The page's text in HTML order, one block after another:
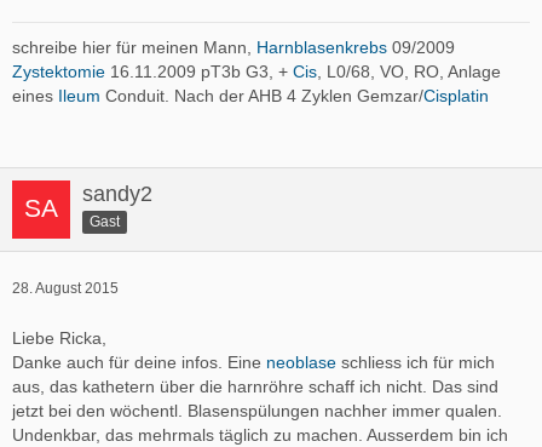
schreibe hier für meinen Mann, Harnblasenkrebs 09/2009
Zystektomie 16.11.2009 pT3b G3, + Cis, L0/68, VO, RO, Anlage
eines Ileum Conduit. Nach der AHB 4 Zyklen Gemzar/Cisplatin
sandy2
Gast
28. August 2015
Liebe Ricka,
Danke auch für deine infos. Eine neoblase schliess ich für mich
aus, das kathetern über die harnröhre schaff ich nicht. Das sind
jetzt bei den wöchentl. Blasenspülungen nachher immer qualen.
Undenkbar, das mehrmals täglich zu machen. Ausserdem bin ich